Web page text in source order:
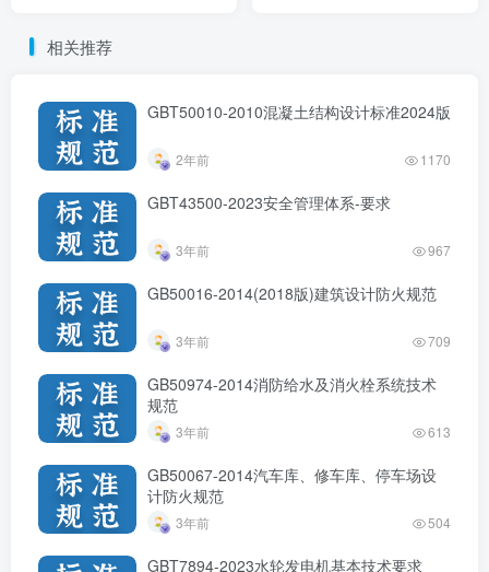
相关推荐
GBT50010-2010混凝土结构设计标准2024版
2年前 1170
GBT43500-2023安全管理体系-要求
3年前 967
GB50016-2014(2018版)建筑设计防火规范
3年前 709
GB50974-2014消防给水及消火栓系统技术
规范
3年前 613
GB50067-2014汽车库、修车库、停车场设
计防火规范
3年前 504
GBT7894-2023水轮发电机基本技术要求